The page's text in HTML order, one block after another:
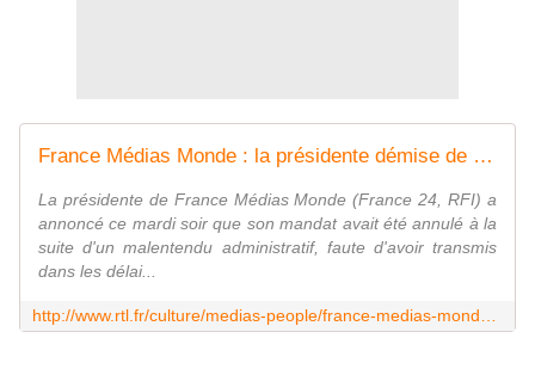
France Médias Monde : la présidente démise de ses fonctions pour un oubli
La présidente de France Médias Monde (France 24, RFI) a
annoncé ce mardi soir que son mandat avait été annulé à la
suite d'un malentendu administratif, faute d'avoir transmis
dans les délai...